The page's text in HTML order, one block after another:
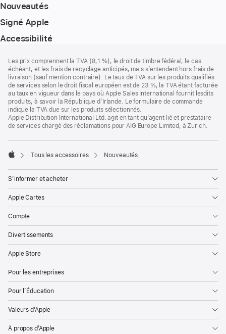
Nouveautés
Signé Apple
Accessibilité
de
page
de
bas
de
page
Les prix comprennent la TVA (8,1 %), le droit de timbre fédéral, le cas
échéant, et les frais de recyclage anticipés, mais s’entendent hors frais de
livraison (sauf mention contraire). Le taux de TVA sur les produits qualifiés
de services selon le droit fiscal européen est de 23 %, la TVA étant facturée
au taux en vigueur dans le pays où Apple Sales International fournit lesdits
produits, à savoir la République d’Irlande. Le formulaire de commande
indique la TVA due sur les produits sélectionnés.
Apple Distribution International Ltd. agit en tant qu’agent lié et prestataire
de services chargé des réclamations pour AIG Europe Limited, à Zurich.
Tous les accessoires Nouveautés
S’informer et acheter
Apple Cartes
Compte
Divertissements
Apple Store
Pour les entreprises
Pour l’Éducation
Valeurs d’Apple
À propos d’Apple